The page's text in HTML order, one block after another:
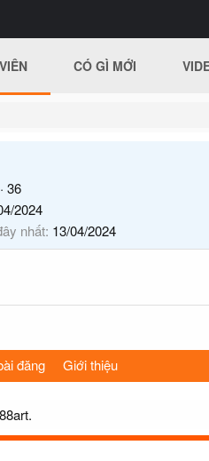
CÓ GÌ MỚI
· 36
2024
nhất 13/04/2024
đăng Giới thiệu